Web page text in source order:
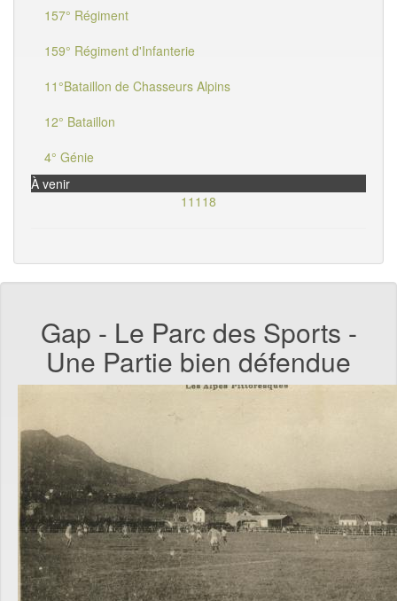
157° Régiment
159° Régiment d'Infanterie
11°Bataillon de Chasseurs Alpins
12° Bataillon
4° Génie
À venir
11118
Gap - Le Parc des Sports -
Une Partie bien défendue